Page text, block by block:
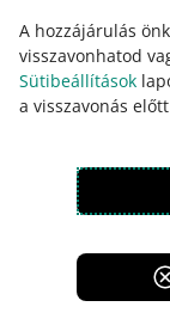
A hozzájárulás
visszavonhatod
Sütibeállítások
a visszavonás
Ez az oldal más
Allegro Group